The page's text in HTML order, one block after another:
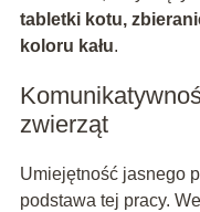
tabletki kotu,
koloru kału.
zwierząt
Umiejętność jasnego
podstawa tej pracy.